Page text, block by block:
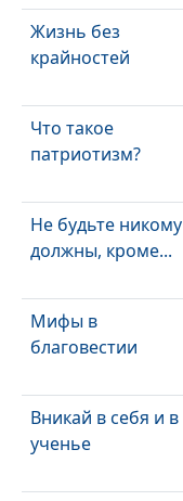
Жизнь без
крайностей
Что такое
патриотизм?
Не будьте никому
должны, кроме...
Мифы в
благовестии
Вникай в себя и в
ученье